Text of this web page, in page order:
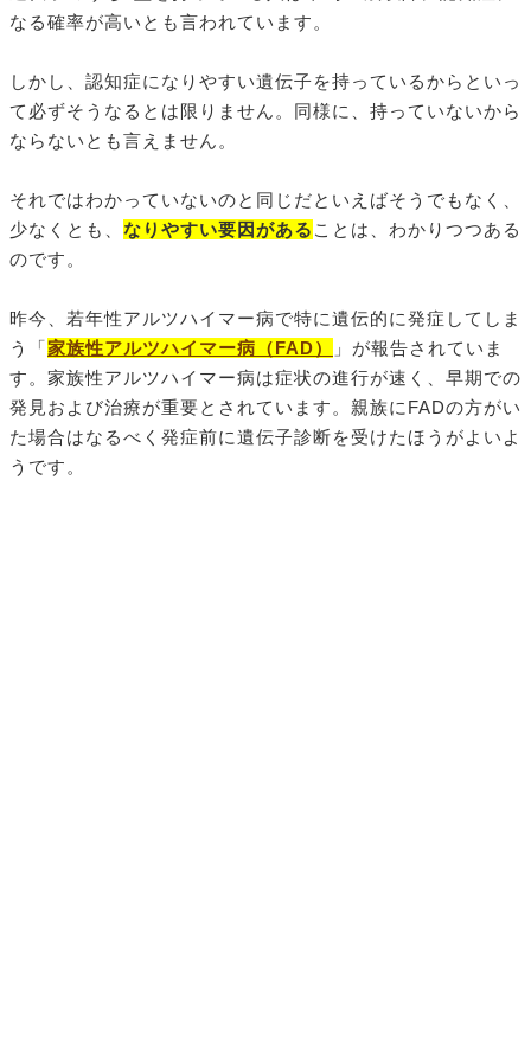
なる確率が高いとも言われています。
しかし、認知症になりやすい遺伝子を持っているからといっ
て必ずそうなるとは限りません。同様に、持っていないから
ならないとも言えません。
それではわかっていないのと同じだといえばそうでもなく、
少なくとも、 なりやすい要因がある ことは、わかりつつある
のです。
昨今、若年性アルツハイマー病で特に遺伝的に発症してしま
う「家族性アルツハイマー病（FAD）
」が報告されていま
す。家族性アルツハイマー病は症状の進行が速く、早期での
発見および治療が重要とされています。親族にFADの方がい
た場合はなるべく発症前に遺伝子診断を受けたほうがよいよ
うです。